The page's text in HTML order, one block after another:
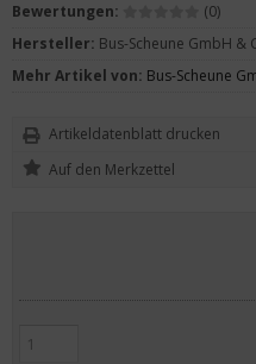
Bewertungen:
(0)
Hersteller: Bus-Scheune GmbH &
Mehr Artikel von: Bus-Scheune
Artikeldatenblatt drucken